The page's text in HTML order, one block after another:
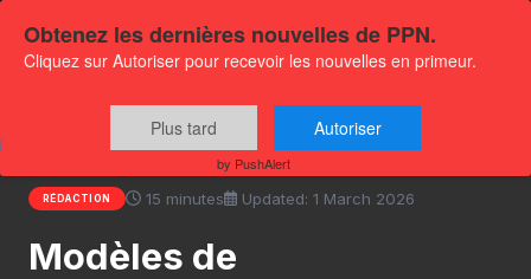
Resources ›
Modèles de communiqués de presse :
exemples et gabarits
RÉDACTION 15 minutes Updated: 1 March 2026
Modèles de
Obtenez les dernières nouvelles de PPN.
Cliquez sur Autoriser pour recevoir les nouvelles en primeur.
Plus tard Autoriser
by PushAlert